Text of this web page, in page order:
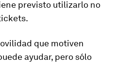
previsto utilizarlo no
que motiven
ayudar, pero sólo